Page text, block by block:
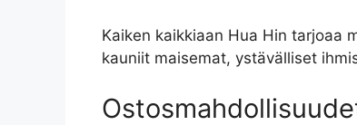
Kaiken kaikkiaan Hua Hin tarjoaa
kauniit maisemat, ystävälliset